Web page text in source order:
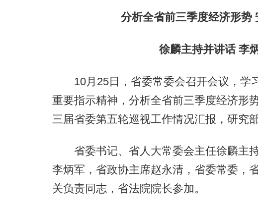
分析全省前三季度经济形势
徐麟主持并讲话 李炳
10月25日，省委常委会召开会议，学
重要指示精神，分析全省前三季度经济形
三届省委第五轮巡视工作情况汇报，研究
省委书记、省人大常委会主任徐麟主
李炳军，省政协主席赵永清，省委常委，
关负责同志，省法院院长参加。